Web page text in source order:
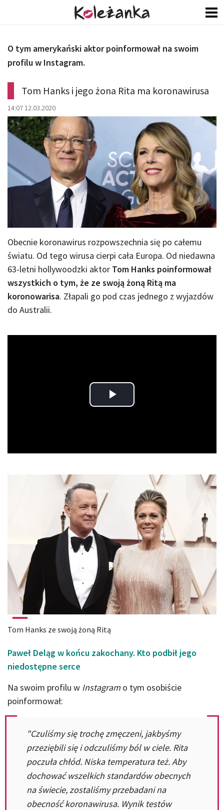
Tom Hanks i jego żona Rita ma koronawirusa
14:07 12.03.2020
O tym amerykański aktor poinformował na swoim
profilu w Instagram.
Obecnie koronawirus rozpowszechnia się po całemu
światu. Od tego wirusa cierpi cała Europa. Od niedawna
63-letni hollywoodzki aktor Tom Hanks poinformował
wszystkich o tym, że ze swoją żoną Ritą ma
koronowarisa. Złapali go pod czas jednego z wyjazdów
do Australii.
Play
Tom Hanks ze swoją żoną Ritą
Paweł Deląg w końcu zakochany. Kto podbił jego
niedostępne serce
Na swoim profilu w Instagram o tym osobiście
poinformował:
"Czuliśmy się trochę zmęczeni, jakbyśmy
przeziębili się i odczuliśmy ból w ciele. Rita
poczuła chłód. Niska temperatura też. Aby
dochować wszelkich standardów obecnych
na świecie, zostaliśmy przebadani na
obecność koronawirusa. Wynik testów